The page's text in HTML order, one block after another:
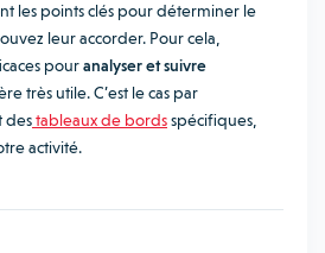
les points clés pour déterminer le
leur accorder. Pour cela,
pouranalyser et suivre
très utile. C’est le cas par
destableaux de bordsspécifiques,
activité.